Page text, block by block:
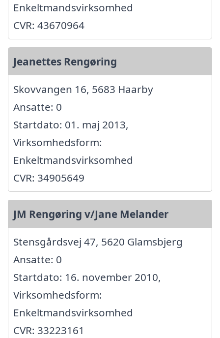
Enkeltmandsvirksomhed
CVR: 43670964
Jeanettes Rengøring
Skovvangen 16, 5683 Haarby
Ansatte: 0
Startdato: 01. maj 2013,
Virksomhedsform:
Enkeltmandsvirksomhed
CVR: 34905649
JM Rengøring v/Jane Melander
Stensgårdsvej 47, 5620 Glamsbjerg
Ansatte: 0
Startdato: 16. november 2010,
Virksomhedsform:
Enkeltmandsvirksomhed
CVR: 33223161